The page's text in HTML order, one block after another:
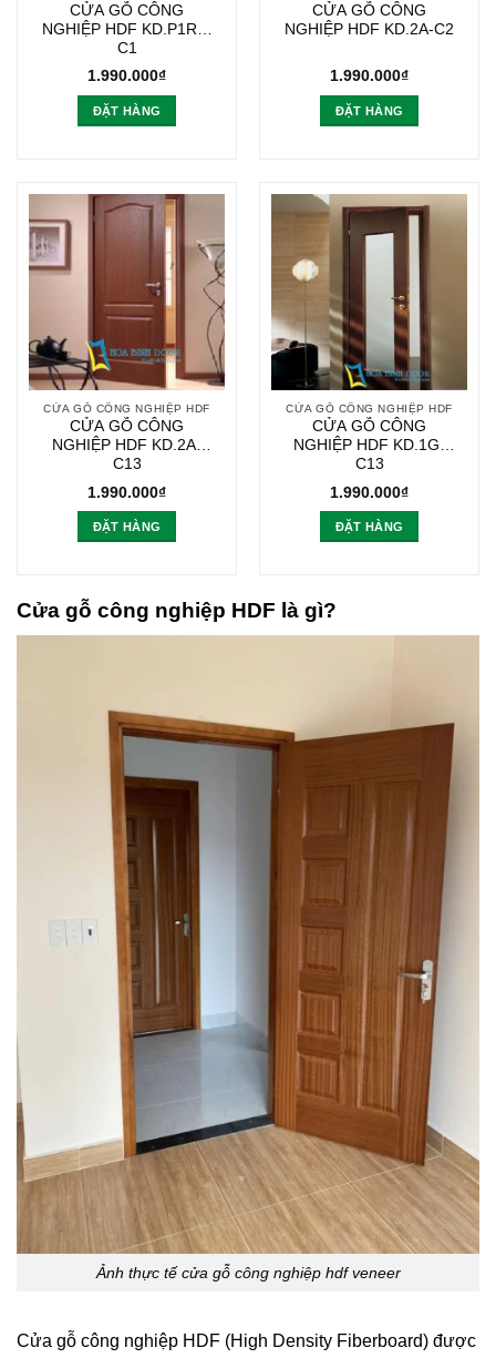
CỬA GỖ CÔNG
NGHIỆP HDF KD.P1R3-
C1
1.990.000₫
ĐẶT HÀNG
CỬA GỖ CÔNG
NGHIỆP HDF KD.2A-C2
1.990.000₫
ĐẶT HÀNG
CỬA GỖ CÔNG NGHIỆP HDF
CỬA GỖ CÔNG
NGHIỆP HDF KD.2A-
C13
1.990.000₫
ĐẶT HÀNG
CỬA GỖ CÔNG NGHIỆP HDF
CỬA GỖ CÔNG
NGHIỆP HDF KD.1G-
C13
1.990.000₫
ĐẶT HÀNG
Cửa gỗ công nghiệp HDF là gì?
Ảnh thực tế cửa gỗ công nghiệp hdf veneer
Cửa gỗ công nghiệp HDF (High Density Fiberboard) được